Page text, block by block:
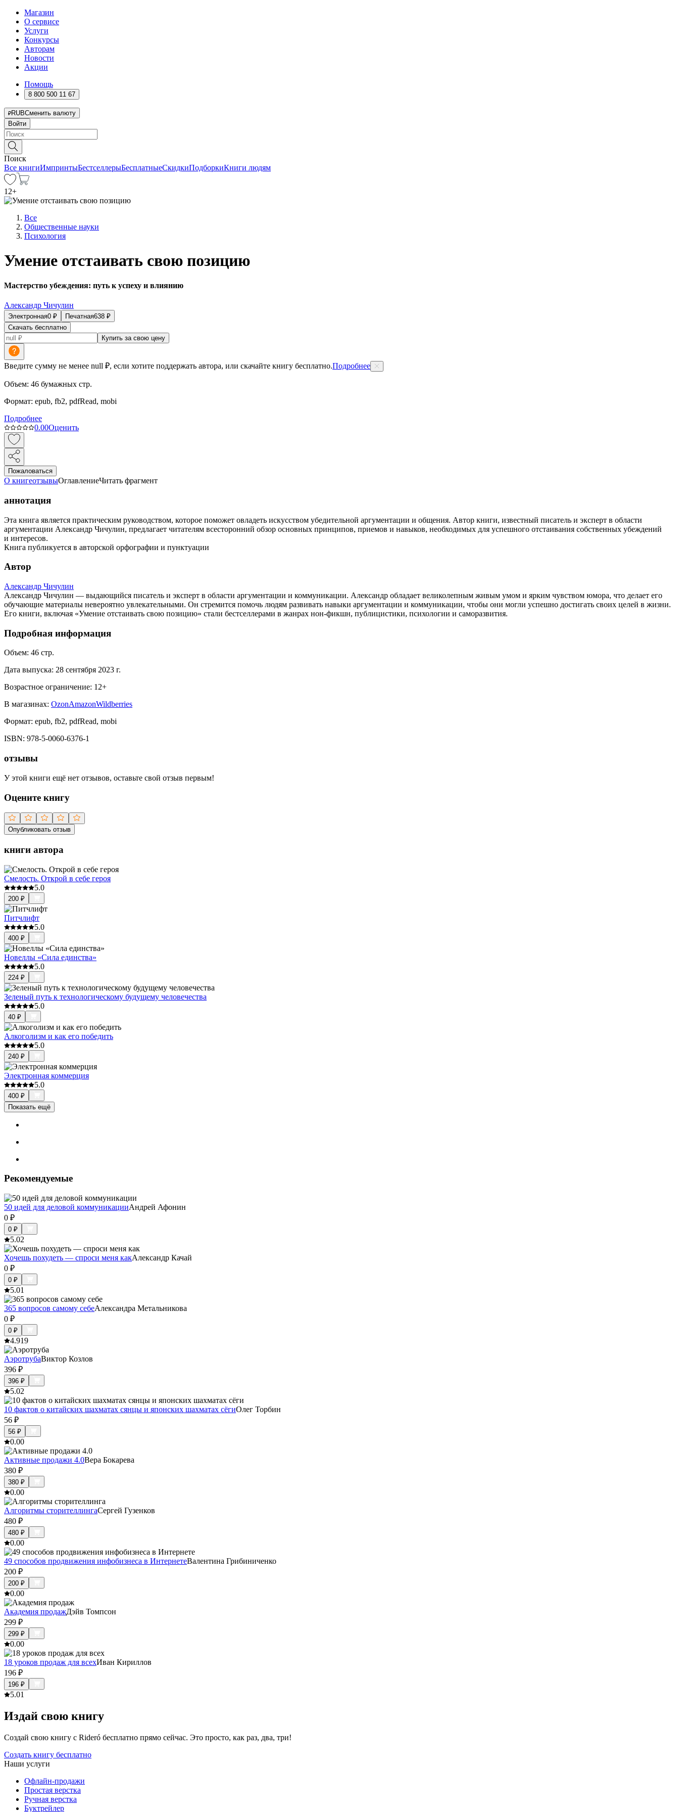
Магазин
О сервисе
Услуги
Конкурсы
Авторам
Новости
Акции
Помощь
8 800 500 11 67
RUBСменить валюту
Войти
Поиск
Все книгиИмпринтыБестселлерыБесплатныеСкидкиПодборкиКниги людям
12+
Все
Общественные науки
Психология
Умение отстаивать свою позицию
Мастерство убеждения: путь к успеху и влиянию
Александр Чичулин
Электронная0 ₽ Печатная638 ₽
Скачать бесплатно
Купить за свою цену
Введите сумму не менее null ₽, если хотите поддержать автора, или скачайте книгу бесплатно.Подробнее
Объем: 46 бумажных стр.
Формат: epub, fb2, pdfRead, mobi
Подробнее
0.00Оценить
Пожаловаться
О книгеотзывыОглавлениеЧитать фрагмент
аннотация
Эта книга является практическим руководством, которое поможет овладеть искусством убедительной аргументации и общения. Автор книги, известный писатель и эксперт в области
аргументации Александр Чичулин, предлагает читателям всесторонний обзор основных принципов, приемов и навыков, необходимых для успешного отстаивания собственных убеждений
и интересов.
Книга публикуется в авторской орфографии и пунктуации
Автор
Александр Чичулин
Александр Чичулин — выдающийся писатель и эксперт в области аргументации и коммуникации. Александр обладает великолепным живым умом и ярким чувством юмора, что делает его
обучающие материалы невероятно увлекательными. Он стремится помочь людям развивать навыки аргументации и коммуникации, чтобы они могли успешно достигать своих целей в жизни.
Его книги, включая «Умение отстаивать свою позицию» стали бестселлерами в жанрах нон-фикшн, публицистики, психологии и саморазвития.
Подробная информация
Объем: 46 стр.
Дата выпуска: 28 сентября 2023 г.
Возрастное ограничение: 12+
В магазинах: OzonAmazonWildberries
Формат: epub, fb2, pdfRead, mobi
ISBN: 978-5-0060-6376-1
отзывы
У этой книги ещё нет отзывов, оставьте свой отзыв первым!
Оцените книгу
Опубликовать отзыв
книги автора
Смелость. Открой в себе героя
5.0
200 ₽
Питчлифт
5.0
400 ₽
Новеллы «Сила единства»
5.0
224 ₽
Зеленый путь к технологическому будущему человечества
5.0
40 ₽
Алкоголизм и как его победить
5.0
240 ₽
Электронная коммерция
5.0
400 ₽
Показать ещё
Рекомендуемые
50 идей для деловой коммуникацииАндрей Афонин
0 ₽
0 ₽
5.02
Хочешь похудеть — спроси меня какАлександр Качай
0 ₽
0 ₽
5.01
365 вопросов самому себеАлександра Метальникова
0 ₽
0 ₽
4.919
АэротрубаВиктор Козлов
396 ₽
396 ₽
5.02
10 фактов о китайских шахматах сянцы и японских шахматах сёгиОлег Торбин
56 ₽
56 ₽
0.00
Активные продажи 4.0Вера Бокарева
380 ₽
380 ₽
0.00
Алгоритмы сторителлингаСергей Гузенков
480 ₽
480 ₽
0.00
49 способов продвижения инфобизнеса в ИнтернетеВалентина Грибиниченко
200 ₽
200 ₽
0.00
Академия продажДэйв Томпсон
299 ₽
299 ₽
0.00
18 уроков продаж для всехИван Кириллов
196 ₽
196 ₽
5.01
Издай свою книгу
Создай свою книгу с Rideró бесплатно прямо сейчас. Это просто, как раз, два, три!
Создать книгу бесплатно
Наши услуги
Офлайн-продажи
Простая верстка
Ручная верстка
Буктрейлер